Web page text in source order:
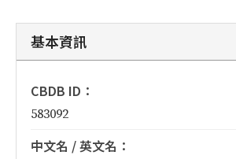
基本資訊
CBDB ID：
583092
中文名 / 英文名：